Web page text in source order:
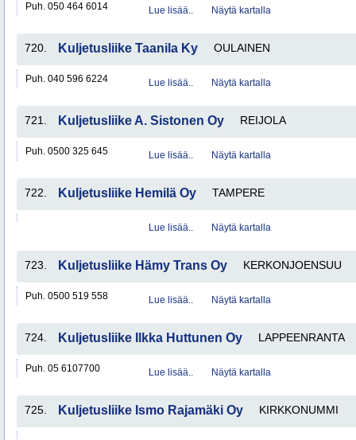
Puh. 050 464 6014 Lue lisää.. Näytä kartalla
720. Kuljetusliike Taanila Ky OULAINEN
Puh. 040 596 6224 Lue lisää.. Näytä kartalla
721. Kuljetusliike A. Sistonen Oy REIJOLA
Puh. 0500 325 645 Lue lisää.. Näytä kartalla
722. Kuljetusliike Hemilä Oy TAMPERE
Lue lisää.. Näytä kartalla
723. Kuljetusliike Hämy Trans Oy KERKONJOENSUU
Puh. 0500 519 558 Lue lisää.. Näytä kartalla
724. Kuljetusliike Ilkka Huttunen Oy LAPPEENRANTA
Puh. 05 6107700 Lue lisää.. Näytä kartalla
725. Kuljetusliike Ismo Rajamäki Oy KIRKKONUMMI